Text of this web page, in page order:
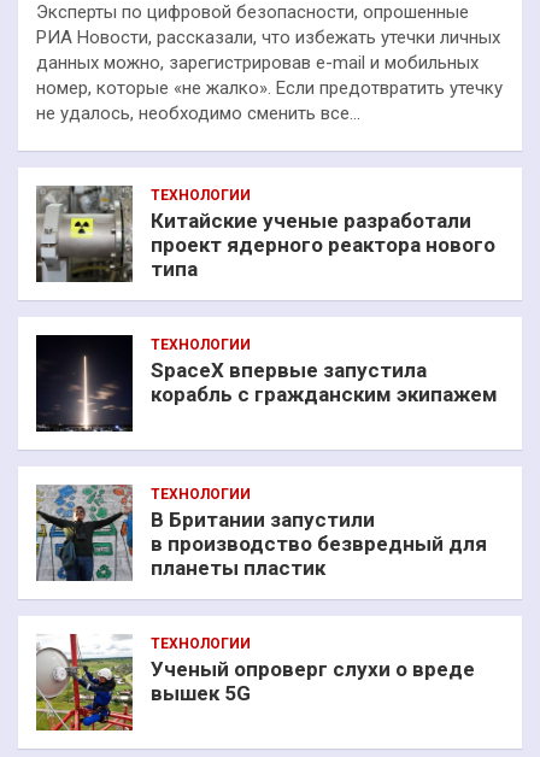
Эксперты по цифровой безопасности, опрошенные
РИА Новости, рассказали, что избежать утечки личных
данных можно, зарегистрировав e-mail и мобильных
номер, которые «не жалко». Если предотвратить утечку
не удалось, необходимо сменить все…
ТЕХНОЛОГИИ
Китайские ученые разработали
проект ядерного реактора нового
типа
ТЕХНОЛОГИИ
SpaceX впервые запустила
корабль с гражданским экипажем
ТЕХНОЛОГИИ
В Британии запустили
в производство безвредный для
планеты пластик
ТЕХНОЛОГИИ
Ученый опроверг слухи о вреде
вышек 5G